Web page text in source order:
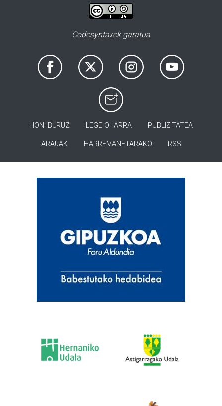
Codesyntaxek garatua
HONI BURUZ LEGE OHARRA PUBLIZITATEA
ARAUAK HARREMANETARAKO RSS